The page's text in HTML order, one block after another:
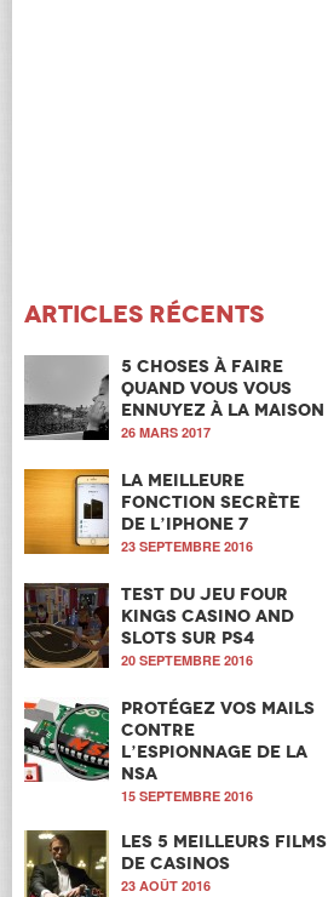
Articles récents
5 choses à faire
quand vous vous
ennuyez à la maison
26 MARS 2017
La meilleure
fonction secrète
de l’iPhone 7
23 SEPTEMBRE 2016
Test du jeu Four
Kings Casino and
Slots sur PS4
20 SEPTEMBRE 2016
Protégez vos mails
contre
l’espionnage de la
NSA
15 SEPTEMBRE 2016
Les 5 meilleurs films
de casinos
23 AOÛT 2016